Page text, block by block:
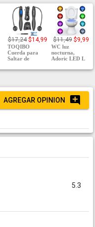
$17,24 $14,99
TOQIBO
Cuerda para
Saltar de
$11,49 $9,99
WC luz
nocturna,
Adoric LED L
AGREGAR OPINION
5.3